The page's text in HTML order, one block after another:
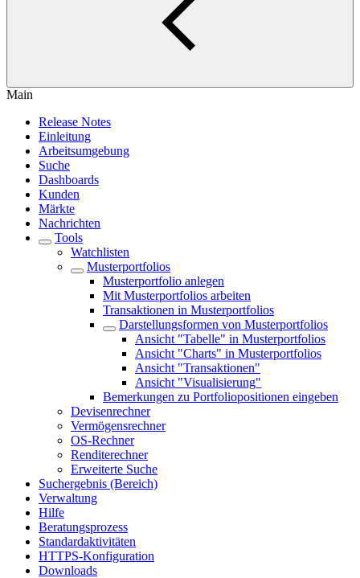
Main
Release Notes
Einleitung
Arbeitsumgebung
Suche
Dashboards
Kunden
Märkte
Nachrichten
Tools
Watchlisten
Musterportfolios
Musterportfolio anlegen
Mit Musterportfolios arbeiten
Transaktionen in Musterportfolios
Darstellungsformen von Musterportfolios
Ansicht "Tabelle" in Musterportfolios
Ansicht "Charts" in Musterportfolios
Ansicht "Transaktionen"
Ansicht "Visualisierung"
Bemerkungen zu Portfoliopositionen eingeben
Devisenrechner
Vermögensrechner
OS-Rechner
Renditerechner
Erweiterte Suche
Suchergebnis (Bereich)
Verwaltung
Hilfe
Beratungsprozess
Standardaktivitäten
HTTPS-Konfiguration
Downloads